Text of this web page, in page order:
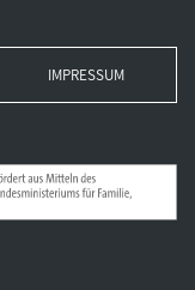
IMPRESSUM